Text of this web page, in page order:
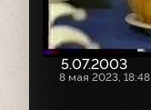
5.07.2003
8 мая 2023, 18:48